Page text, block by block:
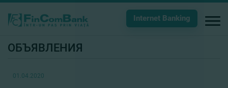
Internet Banking
ОБЪЯВЛЕНИЯ
01.04.2020